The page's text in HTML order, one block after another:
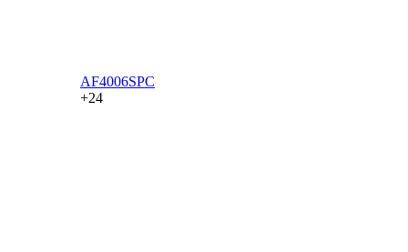
AF4006SPC
+24